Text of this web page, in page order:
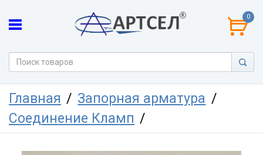
0
Главная
Запорная арматура
Соединение Кламп